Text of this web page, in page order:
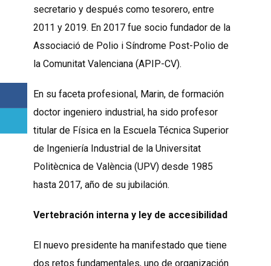
secretario y después como tesorero, entre
2011 y 2019. En 2017 fue socio fundador de la
Associació de Polio i Síndrome Post-Polio de
la Comunitat Valenciana (APIP-CV).
En su faceta profesional, Marin, de formación
doctor ingeniero industrial, ha sido profesor
titular de Física en la Escuela Técnica Superior
de Ingeniería Industrial de la Universitat
Politècnica de València (UPV) desde 1985
hasta 2017, año de su jubilación.
Vertebración interna y ley de accesibilidad
El nuevo presidente ha manifestado que tiene
dos retos fundamentales, uno de organización